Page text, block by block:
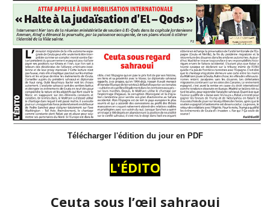
Télécharger l'édition du jour en PDF
L'ÉDITO
Ceuta sous l’œil sahraoui